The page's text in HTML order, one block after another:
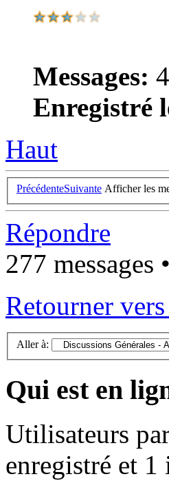
Messages:
Enregistré
Haut
PrécédenteSuivante Afficher les
Répondre
277 messages •
Retourner
Aller à:
Qui est en
Utilisateurs
enregistré et